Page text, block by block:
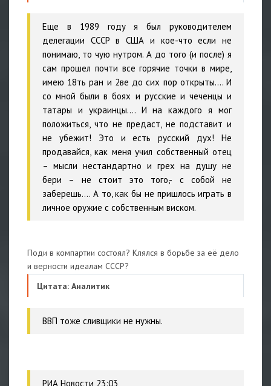
Еще в 1989 году я был руководителем
делегации СССР в США и кое-что если не
понимаю, то чую нутром. А до того (и после) я
сам прошел почти все горячие точки в мире,
имею 18ть ран и 2ве до сих пор открыты…. И
со мной были в боях и русские и чеченцы и
татары и украинцы…. И на каждого я мог
положиться, что не предаст, не подставит и
не убежит! Это и есть русский дух! Не
продавайся, как меня учил собственный отец
– мысли нестандартно и грех на душу не
бери – не стоит это того,- с собой не
заберешь…. А то, как бы не пришлось играть в
личное оружие с собственным виском.
Поди в компартии состоял? Клялся в борьбе за её дело
и верности идеалам СССР?
Цитата: Аналитик
ВВП тоже сливщики не нужны.
РИА Новости 23:03